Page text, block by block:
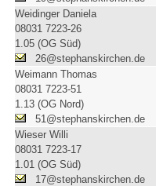
Weidinger Daniela
08031 7223-26
1.05 (OG Süd)
26@stephanskirchen.de
Weimann Thomas
08031 7223-51
1.13 (OG Nord)
51@stephanskirchen.de
Wieser Willi
08031 7223-17
1.01 (OG Süd)
17@stephanskirchen.de